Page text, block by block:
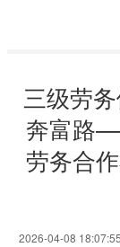
三级劳
奔富路
劳务合
2026-04-08 18:07:55